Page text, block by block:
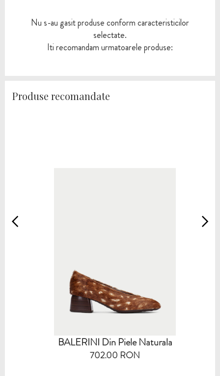
Nu s-au gasit produse conform caracteristicilor
selectate.
Iti recomandam urmatoarele produse:
Produse recomandate
BALERINI Din Piele Naturala
702.00 RON